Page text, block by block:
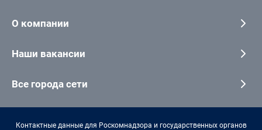
О компании
Наши вакансии
Все города сети
Контактные данные для Роскомнадзора и государственных органов